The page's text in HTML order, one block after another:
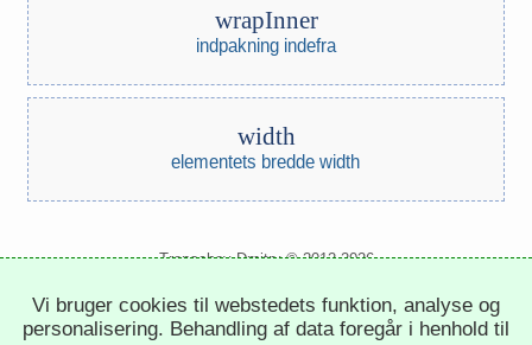
wrapInner
indpakning indefra
width
elementets bredde width
Trepachev Dmitry © 2012-2026
fortrolighedspolitik indstil cookies
Vi bruger cookies til webstedets funktion, analyse og
personalisering. Behandling af data foregår i henhold til